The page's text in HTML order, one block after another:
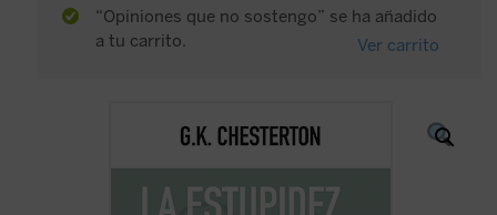
“Opiniones que no sostengo” se ha añadido
a tu carrito.
Ver carrito